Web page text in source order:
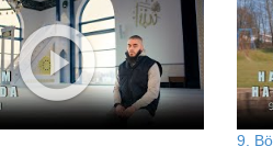
9.